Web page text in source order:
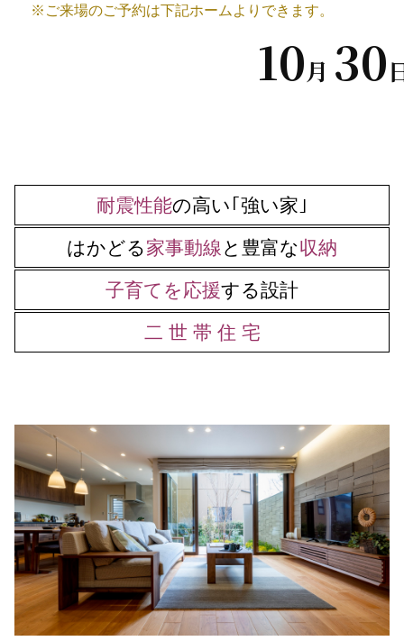
※ご来場のご予約は下記ホームよりできます。
10月 30
耐震性能の高い｢強い家｣
はかどる家事動線 と豊富な収納
子育てを応援する設計
二 世 帯 住 宅